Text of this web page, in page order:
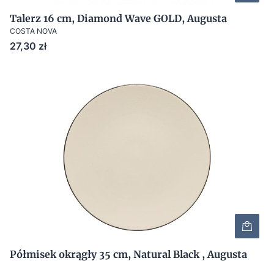
Talerz 16 cm, Diamond Wave GOLD, Augusta
COSTA NOVA
Cena
27,30 zł
Półmisek okrągły 35 cm, Natural Black , Augusta